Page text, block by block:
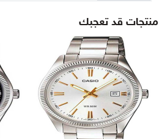
منتجات قد تعجبك